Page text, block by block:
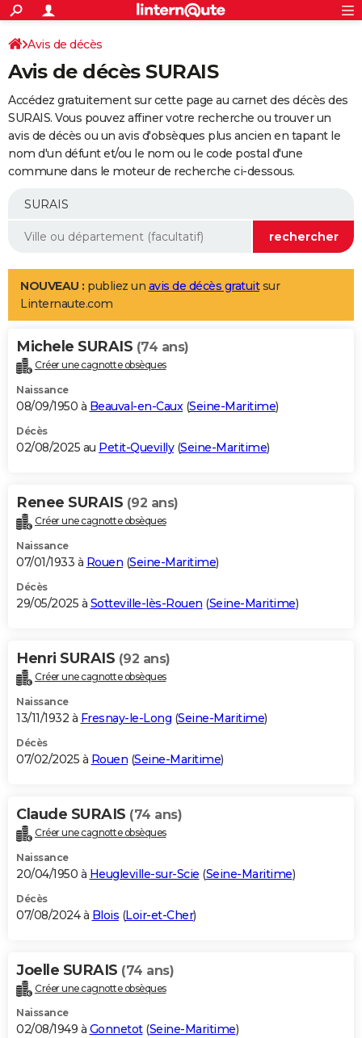
ACTUALITÉS
Politique
Société
Faits Divers
Education
Monde
Villes
+
SPORT
Coupe du monde 2026
Football
Tennis
Cyclisme
Rugby
Forum
Programme TV
TNT
Streaming
Cinéma
Sorties cinéma
Musique
+
FINANCE
Retraite
Epargne
Immobilier
Risques naturels par ville
Banque
Assurance
AUTO
Essais
Réserver un essai
Citadines
Berlines
SUV
Forum auto
+
Mobiles
Meilleur smartphone
Internet
Ordinateurs
Jeux vidéo
Guide high-tech
Aménagement intérieur
LIFESTYLE
Art de vivre
Bien-être
Loisirs
Mode
Modes de vie
Alimentation
Guide de la santé
Maladies
Médicaments
Sommeil
VOYAGE
Destinations
City break
Voyage nature
Voyage de noces
Forum
Climat
+PHOTO
GUIDES D'ACHAT
BONS PLANS
Carte de Noël
Carte Bonne année
Carte Saint-Valentin
Carte Pâques
Carte d'anniversaire
DICTIONNAIRE
Dictionnaire
Biographies
Citations
Expressions
Proverbes
PROGRAMME TV
S'inscrire
Se connecter
Lycées
Collèges
Primaires
Universités
Entreprises
Service militaire
Avis de recherche
AVIS DE DÉCÈS
Bricolage
Lifestyle
Culture
Sport
Auto
Television
Voyage
Cinema
Avis de décès
Avis de décès SURAIS
Accédez gratuitement sur cette page au carnet des décès des
SURAIS. Vous pouvez affiner votre recherche ou trouver un
avis de décès ou un avis d'obsèques plus ancien en tapant le
nom d'un défunt et/ou le nom ou le code postal d'une
commune dans le moteur de recherche ci-dessous.
NOUVEAU : publiez un avis de décès gratuitsur
Linternaute.com
Michele SURAIS (74 ans)
Créer une cagnotte obsèques
Naissance
08/09/1950 à Beauval-en-Caux(Seine-Maritime)
Décès
02/08/2025 au Petit-Quevilly(Seine-Maritime)
Renee SURAIS (92 ans)
Créer une cagnotte obsèques
Naissance
07/01/1933 à Rouen (Seine-Maritime)
Décès
29/05/2025 à Sotteville-lès-Rouen (Seine-Maritime)
Henri SURAIS (92 ans)
Créer une cagnotte obsèques
Naissance
13/11/1932 à Fresnay-le-Long (Seine-Maritime)
Décès
07/02/2025 à Rouen (Seine-Maritime)
Claude SURAIS (74 ans)
Créer une cagnotte obsèques
Naissance
20/04/1950 à Heugleville-sur-Scie (Seine-Maritime)
Décès
07/08/2024 à Blois (Loir-et-Cher)
Joelle SURAIS (74 ans)
Créer une cagnotte obsèques
Naissance
02/08/1949 à Gonnetot(Seine-Maritime)